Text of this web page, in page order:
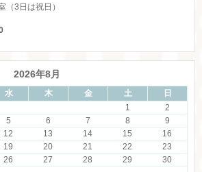
3日は祝日）
2026年8月
水 木 金 土 日
1
2
5 6 7 8
9
12 13 14 15
16
19 20 21 22
23
26 27 28 29
30